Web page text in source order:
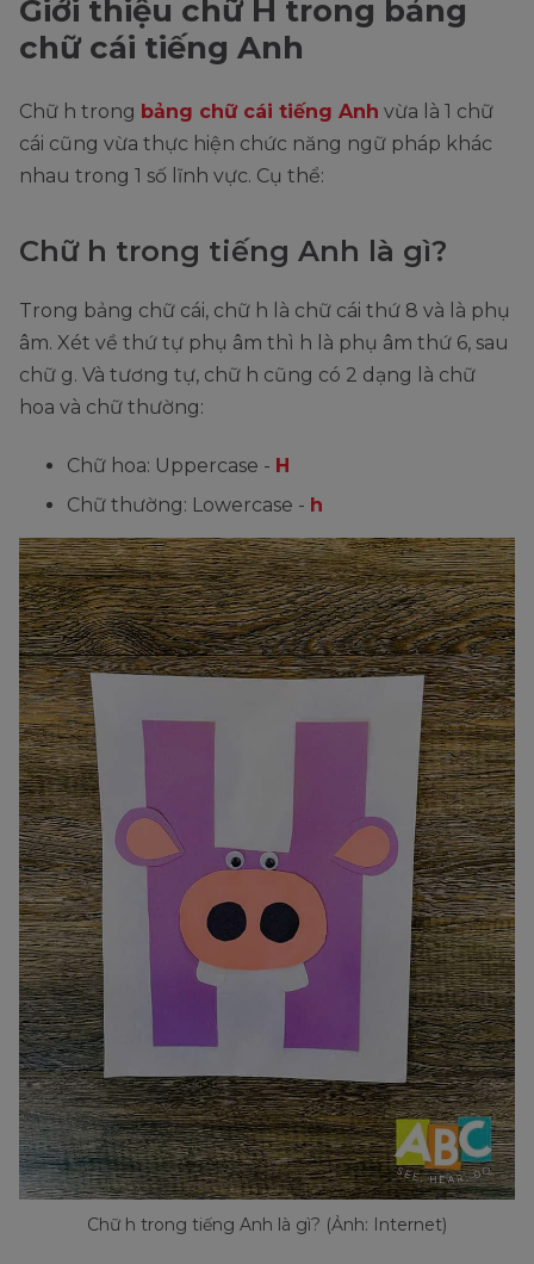
Giới thiệu chữ H trong bảng
chữ cái tiếng Anh
Chữ h trong bảng chữ cái tiếng Anh vừa là 1 chữ
cái cũng vừa thực hiện chức năng ngữ pháp khác
nhau trong 1 số lĩnh vực. Cụ thể:
Chữ h trong tiếng Anh là gì?
Trong bảng chữ cái, chữ h là chữ cái thứ 8 và là phụ
âm. Xét về thứ tự phụ âm thì h là phụ âm thứ 6, sau
chữ g. Và tương tự, chữ h cũng có 2 dạng là chữ
hoa và chữ thường:
Chữ hoa: Uppercase - H
Chữ thường: Lowercase - h
Chữ h trong tiếng Anh là gì? (Ảnh: Internet)